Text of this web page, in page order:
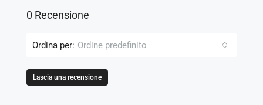
0 Recensione
Ordina per: Ordine predefinito
Lascia una recensione